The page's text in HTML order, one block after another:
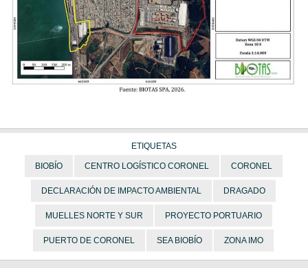
ETIQUETAS
BIOBÍO CENTRO LOGÍSTICO CORONEL CORONEL
DECLARACIÓN DE IMPACTO AMBIENTAL DRAGADO
MUELLES NORTE Y SUR PROYECTO PORTUARIO
PUERTO DE CORONEL SEA BIOBÍO ZONA IMO